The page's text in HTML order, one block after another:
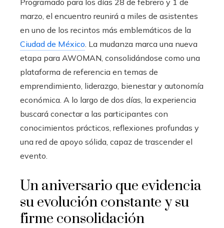
Programado para los días 28 de febrero y 1 de
marzo, el encuentro reunirá a miles de asistentes
en uno de los recintos más emblemáticos de la
Ciudad de México. La mudanza marca una nueva
etapa para AWOMAN, consolidándose como una
plataforma de referencia en temas de
emprendimiento, liderazgo, bienestar y autonomía
económica. A lo largo de dos días, la experiencia
buscará conectar a las participantes con
conocimientos prácticos, reflexiones profundas y
una red de apoyo sólida, capaz de trascender el
evento.
Un aniversario que evidencia
su evolución constante y su
firme consolidación